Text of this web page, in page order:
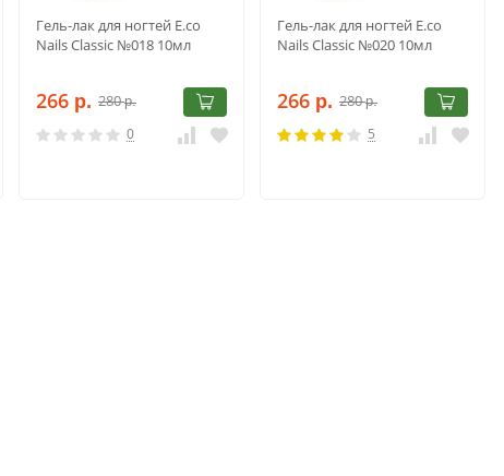
Гель-лак для ногтей E.co
Nails Classic №018 10мл
266 р. 280р.
0
Гель-лак для ногтей E.co
Nails Classic №020 10мл
266 р. 280р.
5